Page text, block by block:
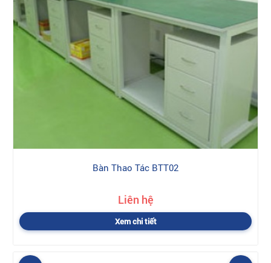
Bàn Thao Tác BTT02
Liên hệ
Xem chi tiết